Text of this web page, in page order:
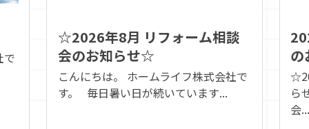
で
☆2026年8月 リフォーム相談
会のお知らせ☆
こんにちは。 ホームライフ株式会社で
す。 毎日暑い日が続いています...
の
ら
会